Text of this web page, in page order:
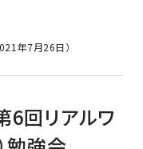
年7月26日）
回リアルワ